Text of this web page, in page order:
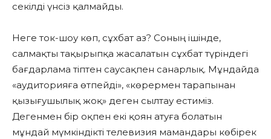
секілді үнсіз қалмайды.
Неге ток-шоу көп, сұхбат аз? Соның ішінде,
салмақты тақырыпқа жасалатын сұхбат түріндегі
бағдарлама тіптен саусақпен санарлық. Мұндайда
«аудиторияға өтпейді», «көрермен тарапынан
қызығушылық жоқ» деген сылтау естиміз.
Дегенмен бір оқпен екі қоян атуға болатын
мұндай мүмкіндікті телевизия мамандары көбірек